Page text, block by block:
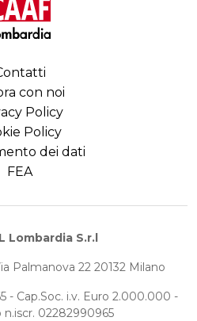
con noi
Policy
Policy
dei dati
FEA
Lombardia S.r.l
Palmanova 22 20132 Milano
- Cap.Soc. i.v. Euro 2.000.000 -
n.iscr. 02282990965